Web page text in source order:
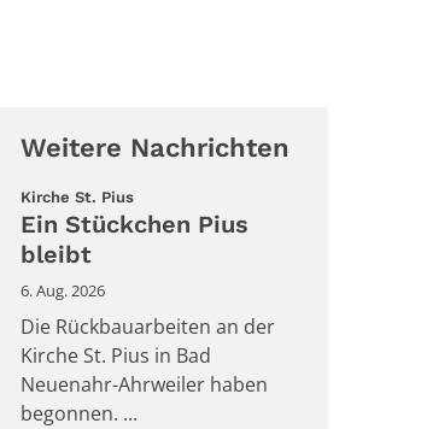
Weitere Nachrichten
Kirche St. Pius:
Ein Stückchen Pius
bleibt
6. Aug. 2026
Die Rückbauarbeiten an der
Kirche St. Pius in Bad
Neuenahr-Ahrweiler haben
begonnen. ...